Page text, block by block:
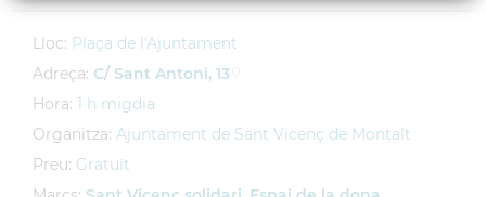
Lloc: Plaça de l'Ajuntament
Adreça: C/ Sant Antoni, 13
Hora: 1 h migdia
Organitza: Ajuntament de Sant Vicenç de Montalt
Preu: Gratuït